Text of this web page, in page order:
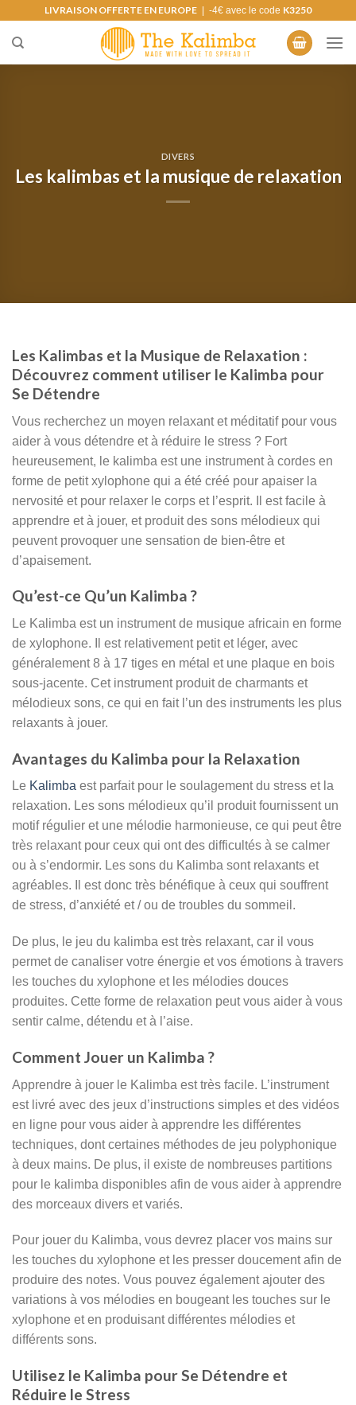
content
LIVRAISON OFFERTE EN EUROPE | -4€ avec le code K3250
DIVERS
Les kalimbas et la musique de relaxation
Les Kalimbas et la Musique de Relaxation :
Découvrez comment utiliser le Kalimba pour
Se Détendre
Vous recherchez un moyen relaxant et méditatif pour vous
aider à vous détendre et à réduire le stress ? Fort
heureusement, le kalimba est une instrument à cordes en
forme de petit xylophone qui a été créé pour apaiser la
nervosité et pour relaxer le corps et l’esprit. Il est facile à
apprendre et à jouer, et produit des sons mélodieux qui
peuvent provoquer une sensation de bien-être et
d’apaisement.
Qu’est-ce Qu’un Kalimba ?
Le Kalimba est un instrument de musique africain en forme
de xylophone. Il est relativement petit et léger, avec
généralement 8 à 17 tiges en métal et une plaque en bois
sous-jacente. Cet instrument produit de charmants et
mélodieux sons, ce qui en fait l’un des instruments les plus
relaxants à jouer.
Avantages du Kalimba pour la Relaxation
Le Kalimba est parfait pour le soulagement du stress et la
relaxation. Les sons mélodieux qu’il produit fournissent un
motif régulier et une mélodie harmonieuse, ce qui peut être
très relaxant pour ceux qui ont des difficultés à se calmer
ou à s’endormir. Les sons du Kalimba sont relaxants et
agréables. Il est donc très bénéfique à ceux qui souffrent
de stress, d’anxiété et / ou de troubles du sommeil.
De plus, le jeu du kalimba est très relaxant, car il vous
permet de canaliser votre énergie et vos émotions à travers
les touches du xylophone et les mélodies douces
produites. Cette forme de relaxation peut vous aider à vous
sentir calme, détendu et à l’aise.
Comment Jouer un Kalimba ?
Apprendre à jouer le Kalimba est très facile. L’instrument
est livré avec des jeux d’instructions simples et des vidéos
en ligne pour vous aider à apprendre les différentes
techniques, dont certaines méthodes de jeu polyphonique
à deux mains. De plus, il existe de nombreuses partitions
pour le kalimba disponibles afin de vous aider à apprendre
des morceaux divers et variés.
Pour jouer du Kalimba, vous devrez placer vos mains sur
les touches du xylophone et les presser doucement afin de
produire des notes. Vous pouvez également ajouter des
variations à vos mélodies en bougeant les touches sur le
xylophone et en produisant différentes mélodies et
différents sons.
Utilisez le Kalimba pour Se Détendre et
Réduire le Stress